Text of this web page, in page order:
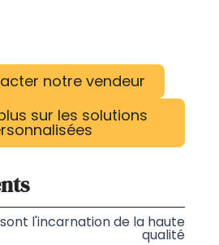
notre vendeur
sur les solutions
sont l'incarnation de la haute
qualité